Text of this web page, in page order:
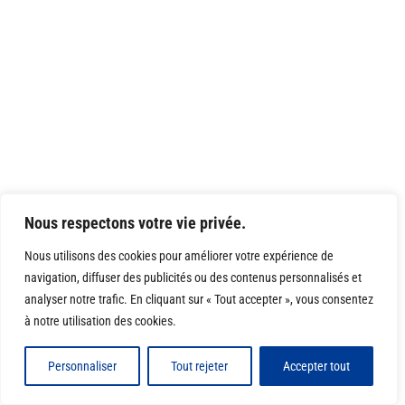
Nous respectons votre vie privée.
Nous utilisons des cookies pour améliorer votre expérience de
navigation, diffuser des publicités ou des contenus personnalisés et
analyser notre trafic. En cliquant sur « Tout accepter », vous consentez
à notre utilisation des cookies.
Personnaliser Tout rejeter Accepter tout